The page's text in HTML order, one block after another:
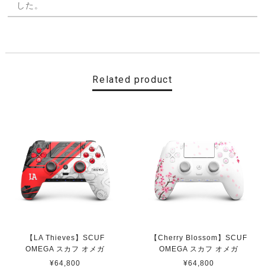
した。
【Cherry Blossom】 SCUF REFLEX FPS スカフ リフレックス エフピーエス
即日発送
2022/11/16
便利ですね ありがとうございました
取り寄せ（3-4週間）
2022/11/13
Related product
【LA Thieves】SCUF
OMEGA スカフ オメガ
¥64,800
【Cherry Blossom】SCUF
OMEGA スカフ オメガ
¥64,800